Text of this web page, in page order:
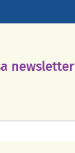
newsletter